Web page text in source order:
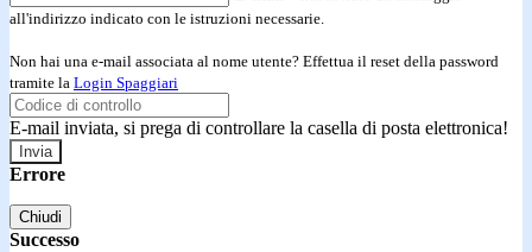
all'indirizzo indicato con le istruzioni necessarie.
Non hai una e-mail associata al nome utente? Effettua il reset della password
tramite la Login Spaggiari
E-mail inviata, si prega di controllare la casella di posta elettronica!
Errore
Chiudi
Successo